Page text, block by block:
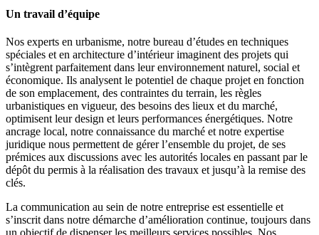
Un travail d’équipe
Nos experts en urbanisme, notre bureau d’études en techniques
spéciales et en architecture d’intérieur imaginent des projets qui
s’intègrent parfaitement dans leur environnement naturel, social et
économique. Ils analysent le potentiel de chaque projet en fonction
de son emplacement, des contraintes du terrain, les règles
urbanistiques en vigueur, des besoins des lieux et du marché,
optimisent leur design et leurs performances énergétiques. Notre
ancrage local, notre connaissance du marché et notre expertise
juridique nous permettent de gérer l’ensemble du projet, de ses
prémices aux discussions avec les autorités locales en passant par le
dépôt du permis à la réalisation des travaux et jusqu’à la remise des
clés.
La communication au sein de notre entreprise est essentielle et
s’inscrit dans notre démarche d’amélioration continue, toujours dans